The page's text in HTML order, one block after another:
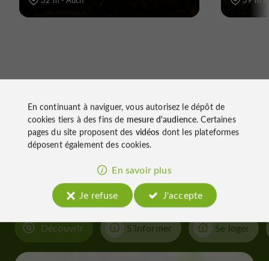
À découvrir
aux
alentours
Découvrir S'informer Se loger
En continuant à naviguer, vous autorisez le dépôt de
cookies tiers à des fins de mesure d'audience. Certaines
pages du site proposent des vidéos dont les plateformes
déposent également des cookies.
En savoir plus
Je refuse
J'accepte